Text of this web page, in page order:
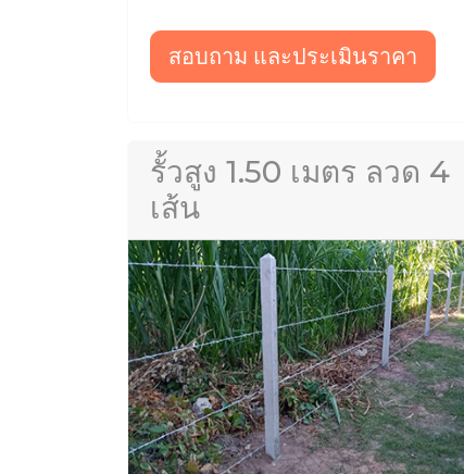
สอบถาม และประเมินราคา
รั้วสูง 1.50 เมตร ลวด 4
เส้น